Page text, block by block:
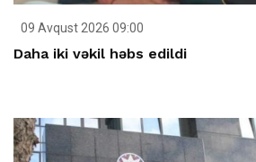
09 Avqust 2026 09:00
Daha iki vəkil həbs edildi